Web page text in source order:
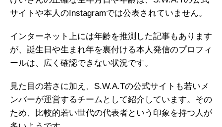
サイトや本人のInstagramでは公表されていません。
インターネット上には年齢を推測した記事もあります
が、誕生日や生まれ年を裏付ける本人発信のプロフィ
ールは、広く確認できない状況です。
見た目の若さに加え、S.W.A.Tの公式サイトも若いメ
ンバーが運営するチームとして紹介しています。その
ため、比較的若い世代の代表者という印象を持つ人が